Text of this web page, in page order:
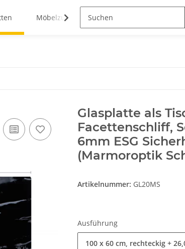
Möbelzubehör
Glasplatte als
Facettenschliff,
6mm ESG
(Marmoroptik
Artikelnummer: GL20MS
Ausführung
100 x 60 cm, rechteckig +